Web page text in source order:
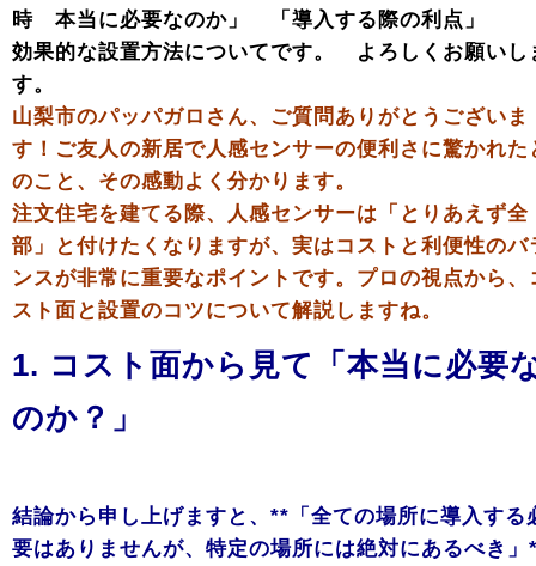
時 本当に必要なのか」 「導入する際の利点」
効果的な設置方法についてです。 よろしくお願いし
す。
山梨市のパッパガロさん、ご質問ありがとうございま
す！ご友人の新居で人感センサーの便利さに驚かれた
のこと、その感動よく分かります。
注文住宅を建てる際、人感センサーは「とりあえず全
部」と付けたくなりますが、実はコストと利便性のバ
ンスが非常に重要なポイントです。プロの視点から、
スト面と設置のコツについて解説しますね。
1. コスト面から見て「本当に必要
のか？」
結論から申し上げますと、**「全ての場所に導入する
要はありませんが、特定の場所には絶対にあるべき」